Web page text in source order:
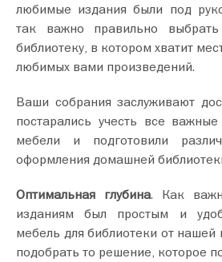
любимые издания были под
так важно правильно
библиотеку, в котором хватит
любимых вами произведений.
Ваши собрания заслуживают
постарались учесть все
мебели и подготовили
оформления домашней
Оптимальная глубина. Как
изданиям был простым и
мебель для библиотеки от нашей
подобрать то решение, которое